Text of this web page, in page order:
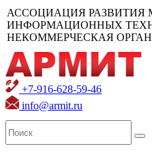
АССОЦИАЦИЯ РАЗВИТИЯ
ИНФОРМАЦИОННЫХ
НЕКОММЕРЧЕСКАЯ
+7-916-628-59-46
info@armit.ru